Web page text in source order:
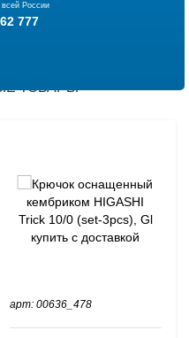
всей России
777
ТОВАРЫ
арт: 00636_478